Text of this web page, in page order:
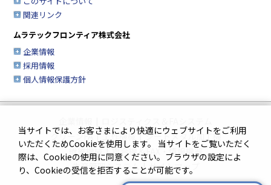
関連リンク
ムラテックフロンティア株式会社
企業情報
採用情報
個人情報保護方針
クリーンFA | 工作機械 | シートメタル加工機
繊維機械 | 複合機＆FAX・情報機器
生産管理システム | サイトマップ
当サイトでは、お客さまにより快適にウェブサイトをご利用
いただくためCookieを使用します。 当サイトをご覧いただく
際は、Cookieの使用に同意ください。ブラウザの設定によ
り、Cookieの受信を拒否することが可能です。